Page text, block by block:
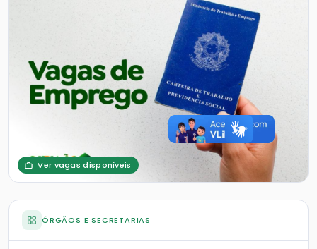
Ver vagas disponíveis
ÓRGÃOS E SECRETARIAS